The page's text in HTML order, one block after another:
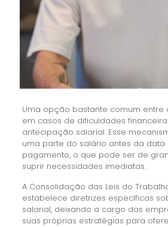
Uma opção bastante comum entre
em casos de dificuldades
antecipação salarial. Esse
uma parte do salário antes da data
pagamento, o que pode ser de
suprir necessidades imediatas.
A Consolidação das Leis do
estabelece diretrizes específicas
salarial, deixando a cargo das
suas próprias estratégias para